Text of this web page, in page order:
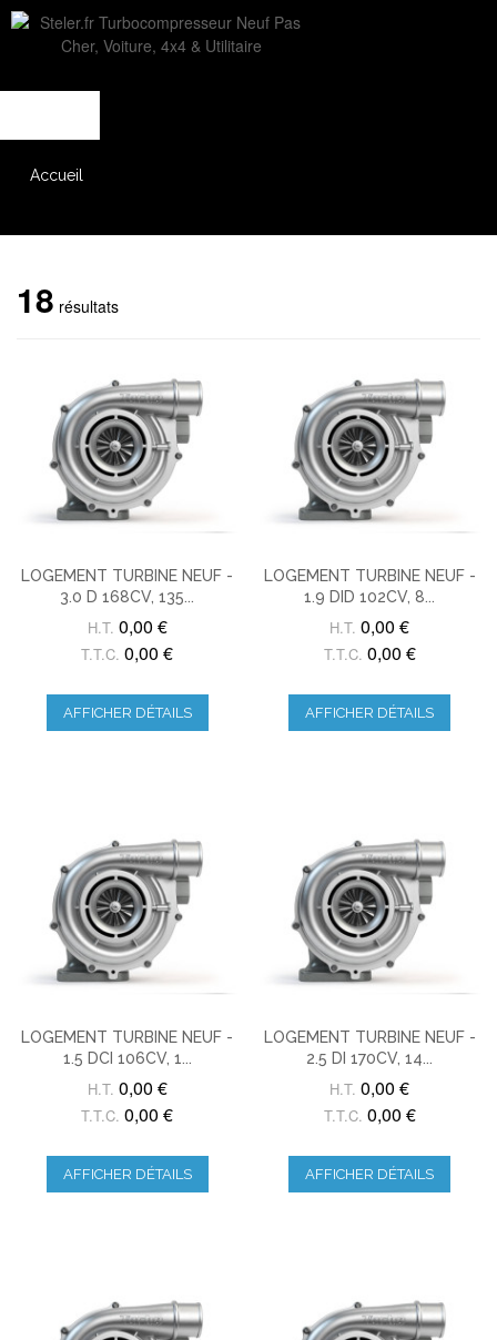
Accueil
18 résultats
LOGEMENT TURBINE NEUF -
3.0 D 168CV, 135...
H.T. 0,00 €
T.T.C. 0,00 €
AFFICHER DÉTAILS
LOGEMENT TURBINE NEUF -
1.9 DID 102CV, 8...
H.T. 0,00 €
T.T.C. 0,00 €
AFFICHER DÉTAILS
LOGEMENT TURBINE NEUF -
1.5 DCI 106CV, 1...
H.T. 0,00 €
T.T.C. 0,00 €
AFFICHER DÉTAILS
LOGEMENT TURBINE NEUF -
2.5 DI 170CV, 14...
H.T. 0,00 €
T.T.C. 0,00 €
AFFICHER DÉTAILS